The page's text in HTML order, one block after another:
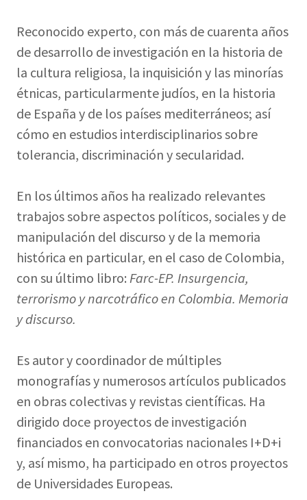
Reconocido experto, con más de cuarenta años
de desarrollo de investigación en la historia de
la cultura religiosa, la inquisición y las minorías
étnicas, particularmente judíos, en la historia
de España y de los países mediterráneos; así
cómo en estudios interdisciplinarios sobre
tolerancia, discriminación y secularidad.
En los últimos años ha realizado relevantes
trabajos sobre aspectos políticos, sociales y de
manipulación del discurso y de la memoria
histórica en particular, en el caso de Colombia,
con su último libro: Farc-EP. Insurgencia,
terrorismo y narcotráfico en Colombia. Memoria
y discurso.
Es autor y coordinador de múltiples
monografías y numerosos artículos publicados
en obras colectivas y revistas científicas. Ha
dirigido doce proyectos de investigación
financiados en convocatorias nacionales I+D+i
y, así mismo, ha participado en otros proyectos
de Universidades Europeas.